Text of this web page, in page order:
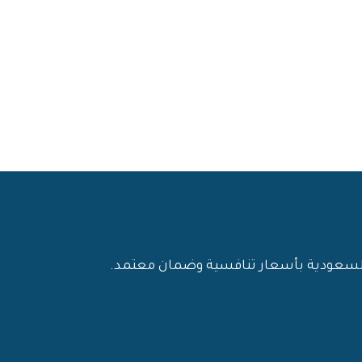
السعودية بأسعار تنافسية وضمان معتمد.